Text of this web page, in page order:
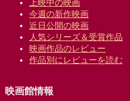
上映中の映画
今週の新作映画
近日公開の映画
人気シリーズ＆受賞作品
映画作品のレビュー
作品別にレビューを読む
映画館情報